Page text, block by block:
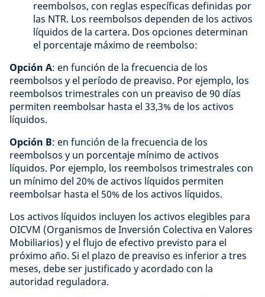
reembolsos, con reglas específicas definidas por
las NTR. Los reembolsos dependen de los activos
líquidos de la cartera. Dos opciones determinan
el porcentaje máximo de reembolso:
Opción A: en función de la frecuencia de los
reembolsos y el período de preaviso. Por ejemplo, los
reembolsos trimestrales con un preaviso de 90 días
permiten reembolsar hasta el 33,3% de los activos
líquidos.
Opción B: en función de la frecuencia de los
reembolsos y un porcentaje mínimo de activos
líquidos. Por ejemplo, los reembolsos trimestrales con
un mínimo del 20% de activos líquidos permiten
reembolsar hasta el 50% de los activos líquidos.
Los activos líquidos incluyen los activos elegibles para
OICVM (Organismos de Inversión Colectiva en Valores
Mobiliarios) y el flujo de efectivo previsto para el
próximo año. Si el plazo de preaviso es inferior a tres
meses, debe ser justificado y acordado con la
autoridad reguladora.